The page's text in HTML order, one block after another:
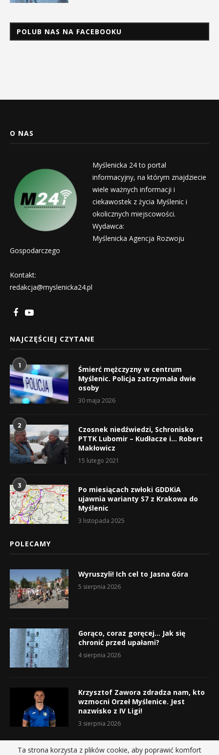
POLUB NAS NA FACEBOOKU
O NAS
Myślenicka 24 to portal
informacyjny, na którym znajdziecie
wiele ważnych informacji i
ciekawostek z życia Myślenic i
okolicznych miejscowości.
Wydawca:
Myślenicka Agencja Rozwoju
Gospodarczego
Kontakt:
redakcja@myslenicka24.pl
NAJCZĘŚCIEJ CZYTANE
1
Śmierć mężczyzny w centrum
Myślenic. Policja zatrzymała dwie
osoby
30 maja 2026
2
Czosnek niedźwiedzi, Schronisko
PTTK Lubomir – Kudłacze i… Robert
Makłowicz
15 lutego 2021
3
Po miesiącach zwłoki GDDKiA
ujawnia warianty S7 z Krakowa do
Myślenic
3 listopada 2025
POLECAMY
Wyruszyli! Ich cel to Jasna Góra
5 sierpnia 2026
Gorąco, coraz goręcej… Jak się
chronić przed upałami?
4 sierpnia 2026
Krzysztof Zawora zdradza nam, kto
wzmocni Orzeł Myślenice. Jest
nazwisko z IV Ligi!
3 sierpnia 2026
Ta strona korzysta z plików cookie, aby poprawić komfort